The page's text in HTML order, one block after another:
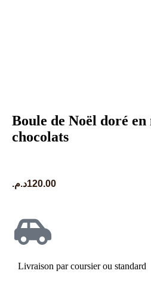
Boule de Noël doré
chocolats
120.00د.م.
Livraison par coursier ou standard